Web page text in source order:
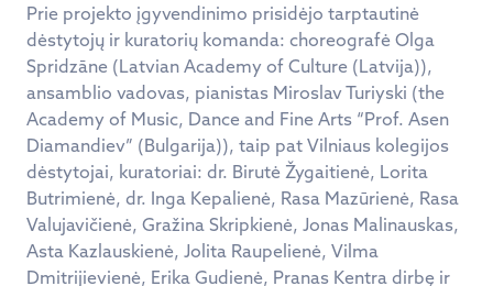
Prie projekto įgyvendinimo prisidėjo tarptautinė
dėstytojų ir kuratorių komanda: choreografė Olga
Spridzāne (Latvian Academy of Culture (Latvija)),
ansamblio vadovas, pianistas Miroslav Turiyski (the
Academy of Music, Dance and Fine Arts “Prof. Asen
Diamandiev” (Bulgarija)), taip pat Vilniaus kolegijos
dėstytojai, kuratoriai: dr. Birutė Žygaitienė, Lorita
Butrimienė, dr. Inga Kepalienė, Rasa Mazūrienė, Rasa
Valujavičienė, Gražina Skripkienė, Jonas Malinauskas,
Asta Kazlauskienė, Jolita Raupelienė, Vilma
Dmitrijievienė, Erika Gudienė, Pranas Kentra dirbę ir